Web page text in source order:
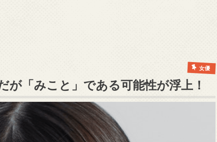
女優
が「みこと」である可能性が浮上！